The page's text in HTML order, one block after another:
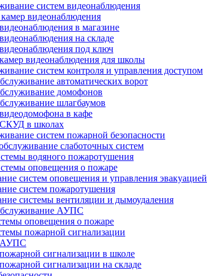
систем видеонаблюдения
видеонаблюдения
в магазине
на складе
под ключ
видеонаблюдения для школы
систем контроля и управления доступом
автоматических ворот
домофонов
шлагбаумов
в кафе
СКУД в школах
систем пожарной безопасности
слаботочных систем
водяного пожаротушения
оповещения о пожаре
систем оповещения и управления эвакуацией
систем пожаротушения
системы вентиляции и дымоудаления
АУПС
оповещения о пожаре
пожарной сигнализации
АУПС
сигнализации в школе
сигнализации на складе